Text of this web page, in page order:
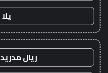
ريال